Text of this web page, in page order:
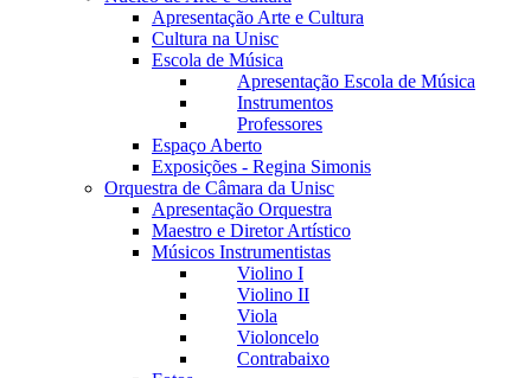
Apresentação Arte e Cultura
Cultura na Unisc
Escola de Música
Apresentação Escola de Música
Instrumentos
Professores
Espaço Aberto
Exposições - Regina Simonis
Orquestra de Câmara da Unisc
Apresentação Orquestra
Maestro e Diretor Artístico
Músicos Instrumentistas
Violino I
Violino II
Viola
Violoncelo
Contrabaixo